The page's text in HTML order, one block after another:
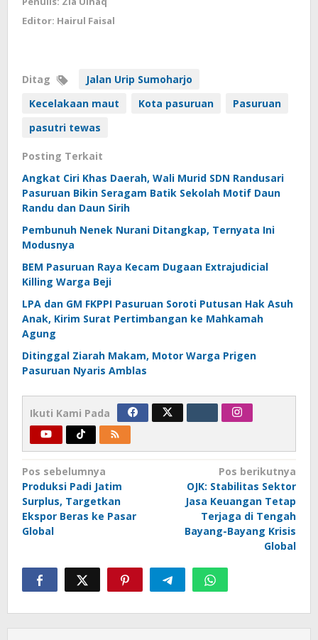
Editor: Hairul Faisal
Ditag
Jalan Urip Sumoharjo
Kecelakaan maut
Kota pasuruan
Pasuruan
pasutri tewas
Posting Terkait
Angkat Ciri Khas Daerah, Wali Murid SDN Randusari
Pasuruan Bikin Seragam Batik Sekolah Motif Daun
Randu dan Daun Sirih
Pembunuh Nenek Nurani Ditangkap, Ternyata Ini
Modusnya
BEM Pasuruan Raya Kecam Dugaan Extrajudicial
Killing Warga Beji
LPA dan GM FKPPI Pasuruan Soroti Putusan Hak Asuh
Anak, Kirim Surat Pertimbangan ke Mahkamah
Agung
Ditinggal Ziarah Makam, Motor Warga Prigen
Pasuruan Nyaris Amblas
Ikuti Kami Pada
Navigasi
pos
Pos sebelumnya
Produksi Padi Jatim
Surplus, Targetkan
Ekspor Beras ke Pasar
Global
Pos berikutnya
OJK: Stabilitas Sektor
Jasa Keuangan Tetap
Terjaga di Tengah
Bayang-Bayang Krisis
Global